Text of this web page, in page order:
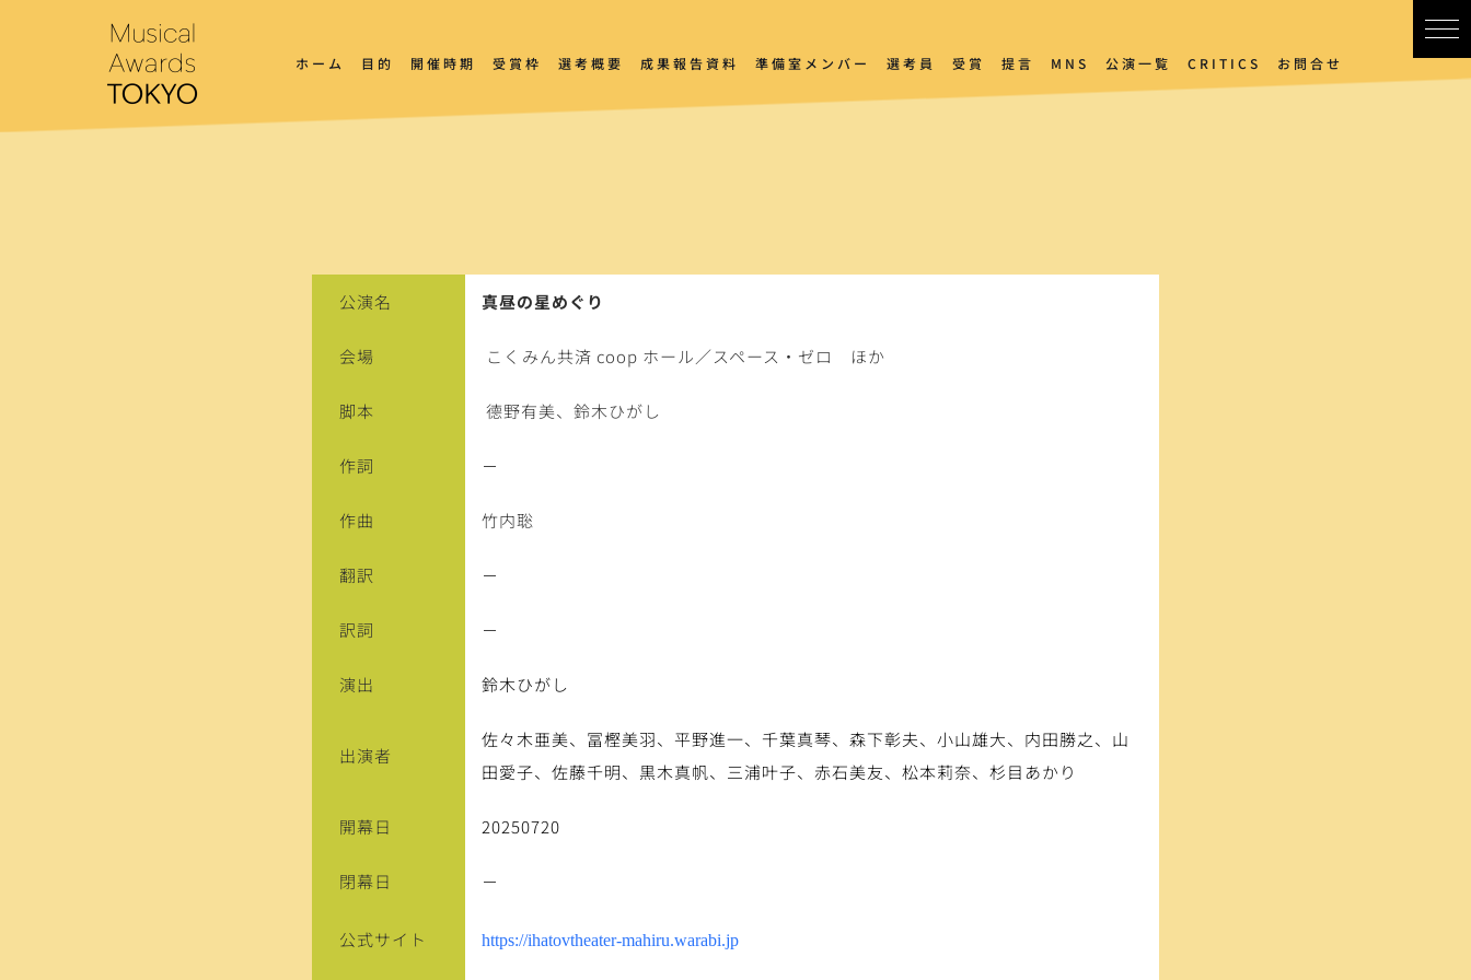
ホーム 目的 開催時期 受賞枠 選考概要 成果報告資料 準備室メンバー 選考員 受賞 提言 MNS 公演一覧 CRITICS お問合せ
公演名 真昼の星めぐり
会場 こくみん共済 coop ホール／スペース・ゼロ　ほか
脚本 德野有美、鈴木ひがし
作詞 －
作曲 竹内聡
翻訳 －
訳詞 －
演出 鈴木ひがし
出演者
佐々木亜美、冨樫美羽、平野進一、千葉真琴、森下彰夫、小山雄大、内田勝之、山
田愛子、佐藤千明、黒木真帆、三浦叶子、赤石美友、松本莉奈、杉目あかり
開幕日 20250720
閉幕日 －
公式サイト https://ihatovtheater-mahiru.warabi.jp